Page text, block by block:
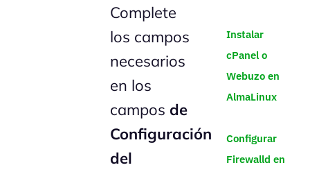
Complete
los campos
necesarios
en los
campos de
Configuración
del
Instalar
cPanel o
Webuzo en
AlmaLinux
Configurar
Firewalld en